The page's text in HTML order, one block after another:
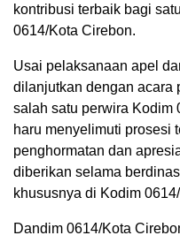
kontribusi terbaik bagi
0614/Kota Cirebon.
Usai pelaksanaan apel
dilanjutkan dengan acara
salah satu perwira Kodim
haru menyelimuti prosesi
penghormatan dan
diberikan selama
khususnya di Kodim
Dandim 0614/Kota